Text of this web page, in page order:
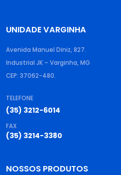
UNIDADE VARGINHA
Avenida Manuel Diniz, 827.
Industrial JK – Varginha, MG
CEP: 37062-480.
TELEFONE
(35) 3212-6014
FAX
(35) 3214-3380
NOSSOS PRODUTOS